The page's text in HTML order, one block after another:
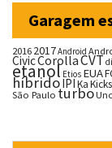
Garagem
20162017Android
CivicCorollaCVT
etanol Etios EUA
híbridoIPIKaKicks
São Paulo turbo